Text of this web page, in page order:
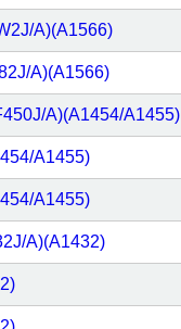
A)(A1566)
A)(A1566)
A)(A1454/A1455)
A1455)
A1455)
A)(A1432)